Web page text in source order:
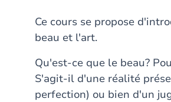
Ce cours se propose
beau et l'art.
Qu'est-ce que le beau?
S'agit-il d'une réalité
perfection) ou bien d'un